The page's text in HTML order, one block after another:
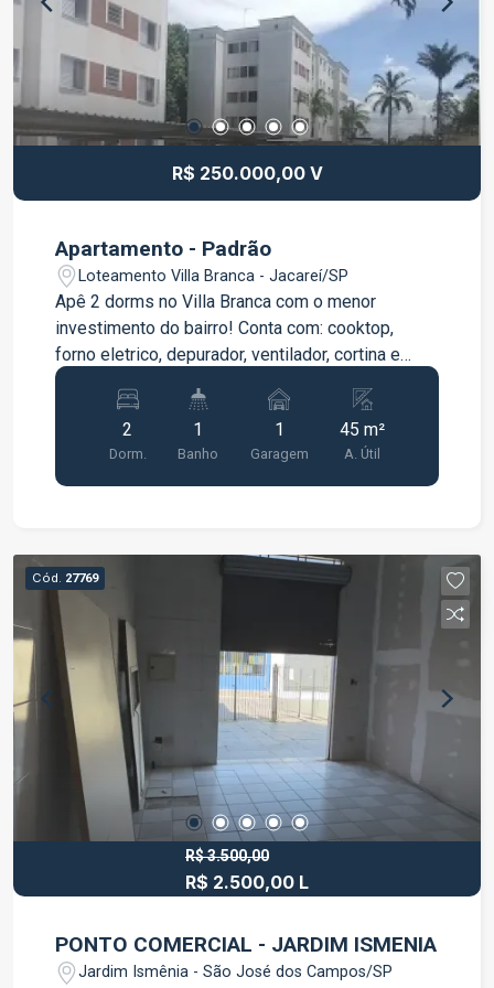
de vida ou investir. Entre em contato para mais
informações e agende sua visita.
R$ 250.000,00 V
Apartamento - Padrão
Loteamento Villa Branca - Jacareí/SP
Apê 2 dorms no Villa Branca com o menor
investimento do bairro! Conta com: cooktop,
forno eletrico, depurador, ventilador, cortina e
armários em madeira. Oportunidade no bairro
mais valorizado!
2
Dorm.
1
Banho
1
Garagem
45 m²
A. Útil
Cód. 27769
R$ 3.500,00
R$ 2.500,00 L
PONTO COMERCIAL - JARDIM ISMENIA
Jardim Ismênia - São José dos Campos/SP